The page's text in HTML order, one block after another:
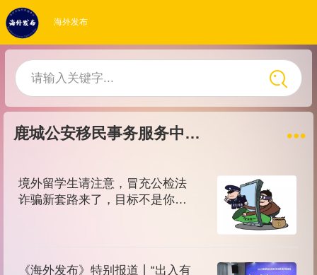
海外发布
请输入关键字...
鹿城公安移民事务服务中心
境外留学生请注意，冒充公检法
诈骗新套路来了，目标不是你的
《海外发布》特别报道丨“出入有